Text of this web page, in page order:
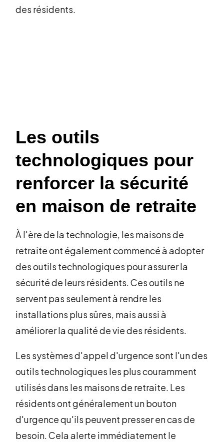
des résidents.
Les outils
technologiques pour
renforcer la sécurité
en maison de retraite
À l'ère de la technologie, les maisons de
retraite ont également commencé à adopter
des outils technologiques pour assurer la
sécurité de leurs résidents. Ces outils ne
servent pas seulement à rendre les
installations plus sûres, mais aussi à
améliorer la qualité de vie des résidents.
Les systèmes d'appel d'urgence sont l'un des
outils technologiques les plus couramment
utilisés dans les maisons de retraite. Les
résidents ont généralement un bouton
d'urgence qu'ils peuvent presser en cas de
besoin. Cela alerte immédiatement le